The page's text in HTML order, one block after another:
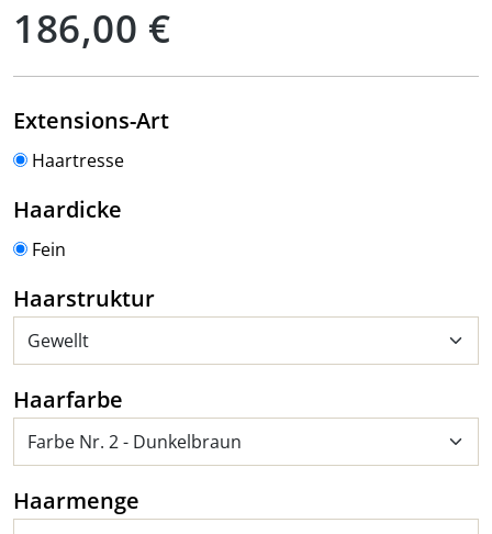
186,00 €
Extensions-Artauswählen
Haartresse
Haardicke
Fein
Haarstrukturauswählen
Haarfarbe
Haarmenge